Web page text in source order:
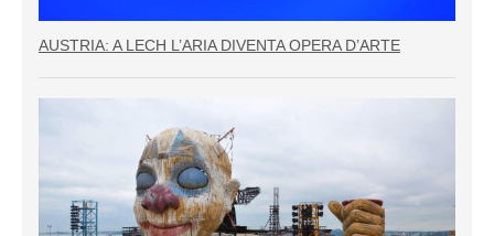
AUSTRIA: A LECH L’ARIA DIVENTA OPERA D’ARTE